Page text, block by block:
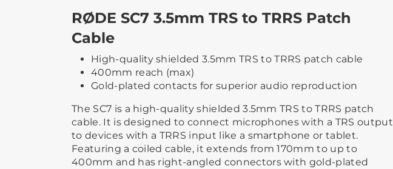
RØDE SC7 3.5mm TRS to TRRS Patch
Cable
High-quality shielded 3.5mm TRS to TRRS patch cable
400mm reach (max)
Gold-plated contacts for superior audio reproduction
The SC7 is a high-quality shielded 3.5mm TRS to TRRS patch
cable. It is designed to connect microphones with a TRS output
to devices with a TRRS input like a smartphone or tablet.
Featuring a coiled cable, it extends from 170mm to up to
400mm and has right-angled connectors with gold-plated